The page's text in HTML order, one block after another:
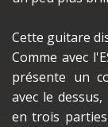
Cette guitare
Comme avec
présente un
avec le
en trois